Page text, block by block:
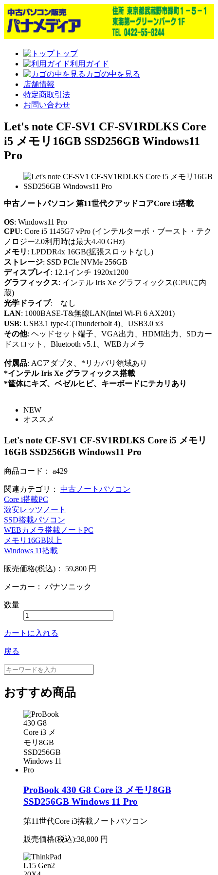
トップ
利用ガイド
カゴの中を見る
店舗情報
特定商取引法
お問い合わせ
Let's note CF-SV1 CF-SV1RDLKS Core
i5 メモリ16GB SSD256GB Windows11
Pro
中古ノートパソコン 第11世代クアッドコアCore i5搭載
OS: Windows11 Pro
CPU: Core i5 1145G7 vPro (インテルターボ・ブースト・テク
ノロジー2.0利用時は最大4.40 GHz)
メモリ : LPDDR4x 16GB(拡張スロットなし)
ストレージ: SSD PCIe NVMe 256GB
ディスプレイ: 12.1インチ 1920x1200
グラフィックス: インテル Iris Xe グラフィックス(CPUに内
蔵)
光学ドライブ: なし
LAN: 1000BASE-T&無線LAN(Intel Wi-Fi 6 AX201)
USB: USB3.1 type-C(Thunderbolt 4)、USB3.0 x3
その他: ヘッドセット端子、VGA出力、HDMI出力、SDカー
ドスロット、Bluetooth v5.1、WEBカメラ
付属品: ACアダプタ、*リカバリ領域あり
*インテル Iris Xe グラフィックス搭載
*筐体にキズ、ベゼルヒビ、キーボードにテカリあり
NEW
オススメ
Let's note CF-SV1 CF-SV1RDLKS Core i5 メモリ
16GB SSD256GB Windows11 Pro
商品コード： a429
関連カテゴリ：
中古ノートパソコン
Core i搭載PC
激安レッツノート
SSD搭載パソコン
WEBカメラ搭載ノートPC
メモリ16GB以上
Windows 11搭載
販売価格(税込)： 59,800 円
メーカー： パナソニック
数量
カートに入れる
戻る
おすすめ商品
ProBook 430 G8 Core i3 メモリ8GB
SSD256GB Windows 11 Pro
第11世代Core i3搭載ノートパソコン
販売価格(税込):38,800 円